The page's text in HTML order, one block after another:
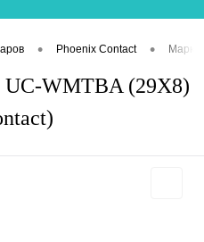
• Phoenix Contact •
UC-WMTBA (29X8)